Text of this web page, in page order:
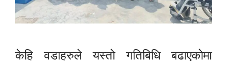
केहि वडाहरुले यस्तो गतिबिधि बढाएकोमा